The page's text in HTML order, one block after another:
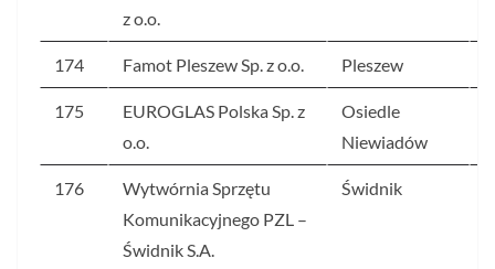
z o.o.
174 Famot Pleszew Sp. z o.o. Pleszew
175
EUROGLAS Polska Sp. z
o.o.
Osiedle
Niewiadów
176
Wytwórnia Sprzętu
Komunikacyjnego PZL –
Świdnik S.A.
Świdnik